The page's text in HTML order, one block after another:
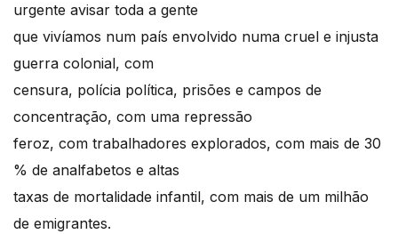
urgente avisar toda a gente
que vivíamos num país envolvido numa cruel e injusta
guerra colonial, com
censura, polícia política, prisões e campos de
concentração, com uma repressão
feroz, com trabalhadores explorados, com mais de 30
% de analfabetos e altas
taxas de mortalidade infantil, com mais de um milhão
de emigrantes.